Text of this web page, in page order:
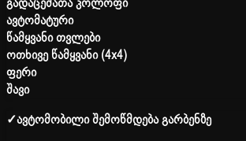
ავტომატური
წამყვანი თვლები
ოთხივე წამყვანი (4x4)
ფერი
შავი
✓ავტომობილი შემოწმდება გარბენზე